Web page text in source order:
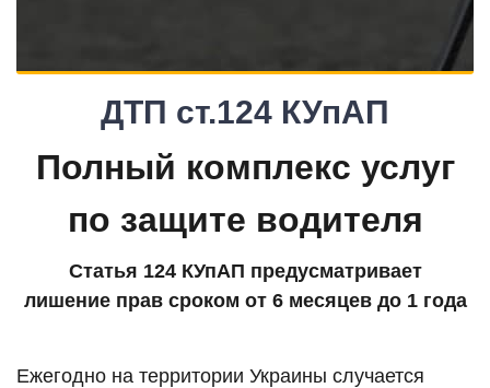
ДТП ст.124 КУпАП
Полный комплекс услуг
по защите водителя
Статья 124 КУпАП предусматривает
лишение прав сроком от 6 месяцев до 1 года
Ежегодно на территории Украины случается